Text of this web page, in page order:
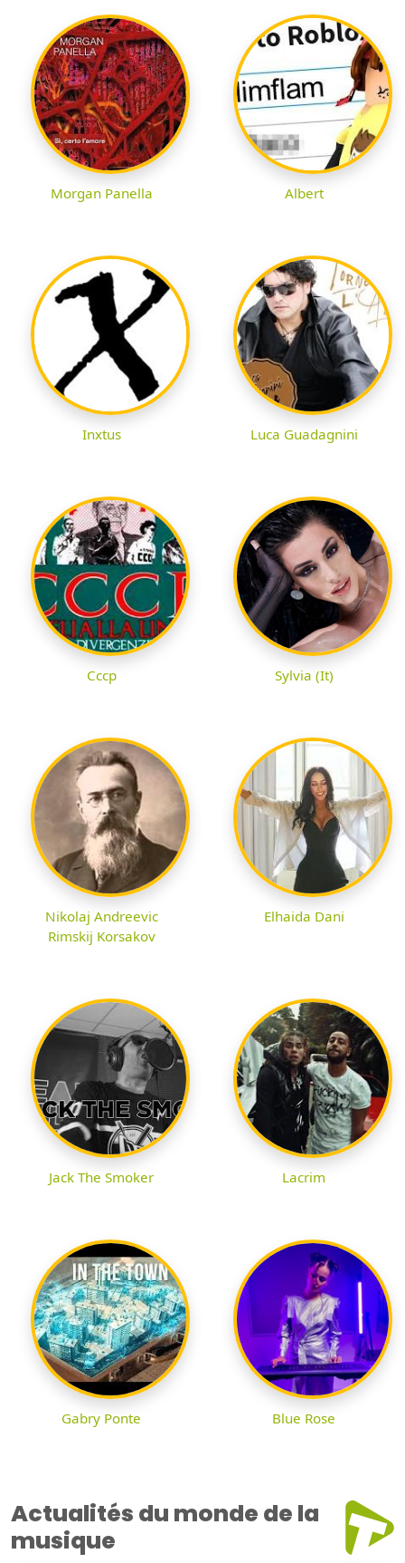
Morgan Panella Albert
Inxtus Luca Guadagnini
Cccp Sylvia (It)
Nikolaj Andreevic
Rimskij Korsakov
Elhaida Dani
Jack The Smoker Lacrim
Gabry Ponte Blue Rose
Actualités du monde de la
musique